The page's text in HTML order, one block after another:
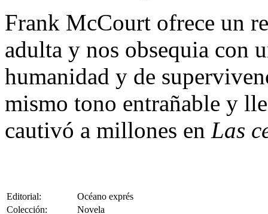
Frank McCourt ofrece un
adulta y nos obsequia con
humanidad y de
mismo tono entrañable y
cautivó a millones en Las
Editorial:
Océano exprés
Colección:
Novela